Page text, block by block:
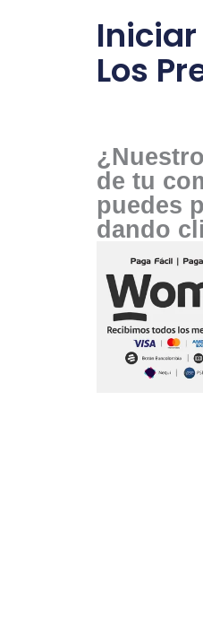
Iniciar
Los
de tu
puedes
dando